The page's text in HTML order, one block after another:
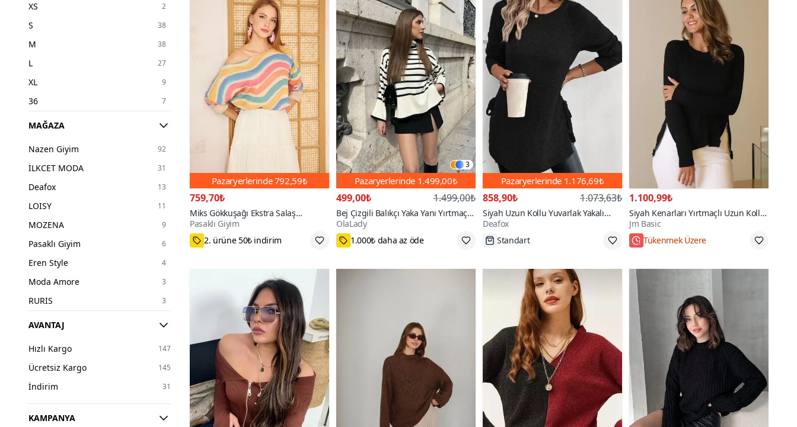
XS 2
S 38
M 38
L 27
XL 9
36 7
38
MAĞAZA
Nazen Giyim 92
İLKCET MODA 31
Deafox 13
LOISY 11
MOZENA 9
Pasaklı Giyim 6
Eren Style 4
Moda Amore 3
RURIS 3
Select Moda
SFG Life Moda
AVANTAJ
Hızlı Kargo 147
Ücretsiz Kargo 145
İndirim 31
KAMPANYA
Pazaryerlerinde792,59₺
759,70₺
Miks Gökkuşağı Ekstra Salaş
Oversize Geniş Kayık Yaka Desenli
Akrilik Kazak
Pasaklı Giyim
100+
2. ürüne 50₺ indirim
3
Pazaryerlerinde 1.499,00₺
499,00₺ 1.499,00₺
Bej Çizgili Balıkçı Yaka Yanı Yırtmaçlı
Oversize Kazak
OlaLady
1.000₺ daha az öde
Pazaryerlerinde 1.176,69₺
858,90₺ 1.073,63₺
Siyah Uzun Kollu Yuvarlak Yakalı
Yanlardan Bağcıklı Triko Bluz
Deafox
Standart
1.100,99₺
Siyah Kenarları Yırtmaçlı Uzun Kollu
Triko Bluz
Jm Basic
Tükenmek Üzere